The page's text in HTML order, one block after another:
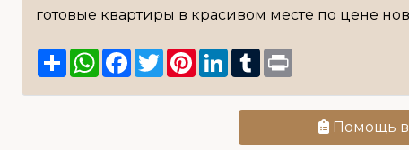
готовые квартиры в красивом месте по цене
ShareWhatsApp
Facebook
TwitterPinterestLinkedIn
Tumblr
Помощь